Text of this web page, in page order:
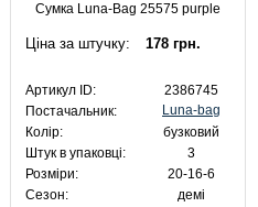
Сумка Luna-Bag 25575 purple
Ціна за штучку: 178 грн.
Артикул ID:
2386745
Постачальник:
Luna-bag
Колір:
бузковий
Штук в упаковці:
3
Розміри:
20-16-6
Сезон:
демі